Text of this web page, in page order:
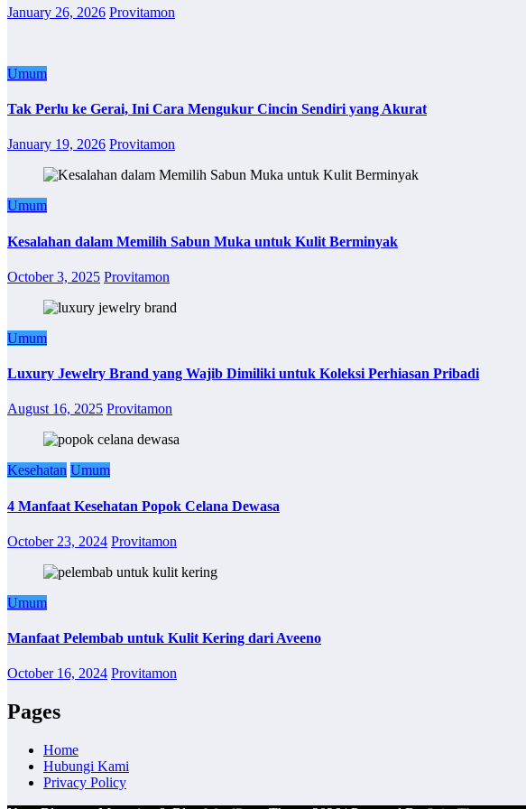
January 26, 2026 Provitamon
Umum
Tak Perlu ke Gerai, Ini Cara Mengukur Cincin Sendiri yang Akurat
January 19, 2026 Provitamon
Umum
Kesalahan dalam Memilih Sabun Muka untuk Kulit Berminyak
October 3, 2025 Provitamon
Umum
Luxury Jewelry Brand yang Wajib Dimiliki untuk Koleksi Perhiasan Pribadi
August 16, 2025 Provitamon
Kesehatan Umum
4 Manfaat Kesehatan Popok Celana Dewasa
October 23, 2024 Provitamon
Umum
Manfaat Pelembab untuk Kulit Kering dari Aveeno
October 16, 2024 Provitamon
Pages
Home
Hubungi Kami
Privacy Policy